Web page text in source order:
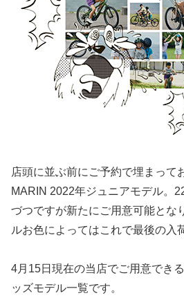
店頭に並ぶ前にご予約で埋まって
MARIN 2022年ジュニアモデル。
づつですが新たにご用意可能とな
ルお色によってはこれで最後の入
4月15日現在の当店でご用意でき
ッズモデル一覧です。